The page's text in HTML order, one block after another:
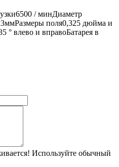
/ минДиаметр
поля0,325 дюйма и
° влево и вправоБатарея в
Используйте обычный